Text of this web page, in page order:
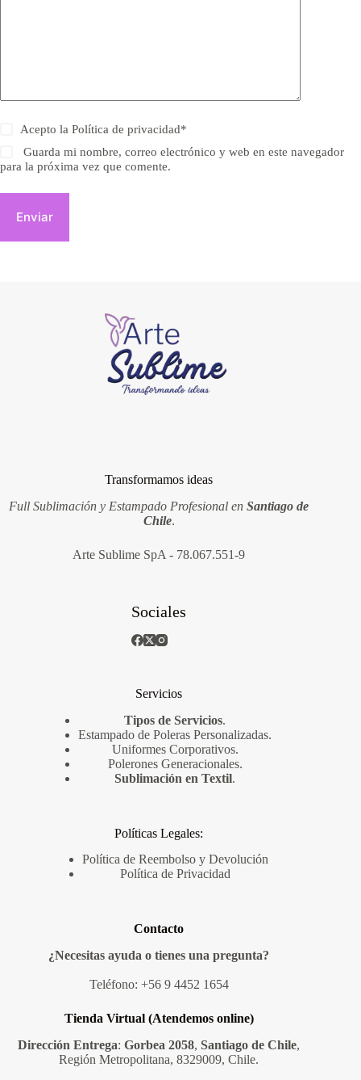
Acepto laPolítica de privacidad*
Guarda mi nombre, correo electrónico y web en este navegador
para la próxima vez que comente.
Enviar
Transformamos ideas
Full Sublimación y Estampado Profesional enSantiago de
Chile.
Arte Sublime SpA - 78.067.551-9
Sociales
Servicios
Tipos de Servicios.
Estampado de Poleras Personalizadas.
Uniformes Corporativos.
Polerones Generacionales.
Sublimación en Textil.
Políticas Legales:
Política de Reembolso y Devolución
Política de Privacidad
Contacto
¿Necesitas ayuda o tienes una pregunta?
Teléfono: +56 9 4452 1654
Tienda Virtual (Atendemos online)
Dirección Entrega:Gorbea 2058,Santiago de Chile,
Región Metropolitana, 8329009, Chile.